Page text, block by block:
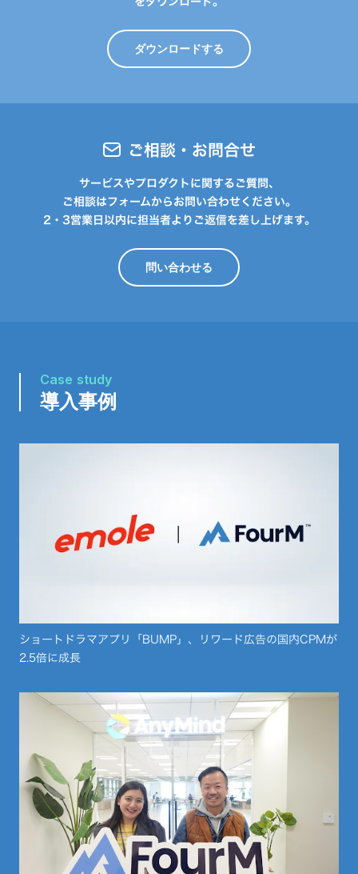
ダウンロードする
ご相談・お問合せ
サービスやプロダクトに関するご質問、
ご相談はフォームからお問い合わせください。
2・3営業日以内に担当者よりご返信を差し上げます。
問い合わせる
Case study
導入事例
ショートドラマアプリ「BUMP」、リワード広告の国内CPMが
2.5倍に成長